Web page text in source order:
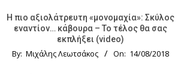
Η πιο αξιολάτρευτη «μονομαχία»: Σκύλος
εναντίον… κάβουρα – Το τέλος θα σας
εκπλήξει (video)
By: Μιχάλης Λεωτσάκος On: 14/08/2018